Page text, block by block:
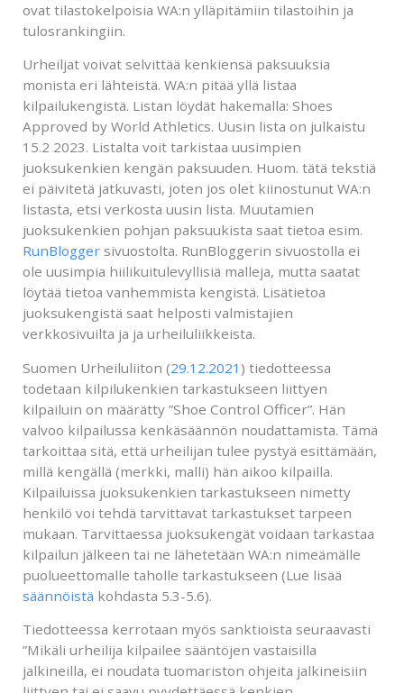
ovat tilastokelpoisia WA:n ylläpitämiin tilastoihin ja
tulosrankingiin.
Urheiljat voivat selvittää kenkiensä paksuuksia
monista eri lähteistä. WA:n pitää yllä listaa
kilpailukengistä. Listan löydät hakemalla: Shoes
Approved by World Athletics. Uusin lista on julkaistu
15.2 2023. Listalta voit tarkistaa uusimpien
juoksukenkien kengän paksuuden. Huom. tätä tekstiä
ei päivitetä jatkuvasti, joten jos olet kiinostunut WA:n
listasta, etsi verkosta uusin lista. Muutamien
juoksukenkien pohjan paksuukista saat tietoa esim.
RunBlogger sivuostolta. RunBloggerin sivuostolla ei
ole uusimpia hiilikuitulevyllisiä malleja, mutta saatat
löytää tietoa vanhemmista kengistä. Lisätietoa
juoksukengistä saat helposti valmistajien
verkkosivuilta ja ja urheiluliikkeista.
Suomen Urheiluliiton (29.12.2021 ) tiedotteessa
todetaan kilpilukenkien tarkastukseen liittyen
kilpailuin on määrätty ”Shoe Control Officer”. Hän
valvoo kilpailussa kenkäsäännön noudattamista. Tämä
tarkoittaa sitä, että urheilijan tulee pystyä esittämään,
millä kengällä (merkki, malli) hän aikoo kilpailla.
Kilpailuissa juoksukenkien tarkastukseen nimetty
henkilö voi tehdä tarvittavat tarkastukset tarpeen
mukaan. Tarvittaessa juoksukengät voidaan tarkastaa
kilpailun jälkeen tai ne lähetetään WA:n nimeämälle
puolueettomalle taholle tarkastukseen (Lue lisää
säännöistä kohdasta 5.3-5.6).
Tiedotteessa kerrotaan myös sanktioista seuraavasti
”Mikäli urheilija kilpailee sääntöjen vastaisilla
jalkineilla, ei noudata tuomariston ohjeita jalkineisiin